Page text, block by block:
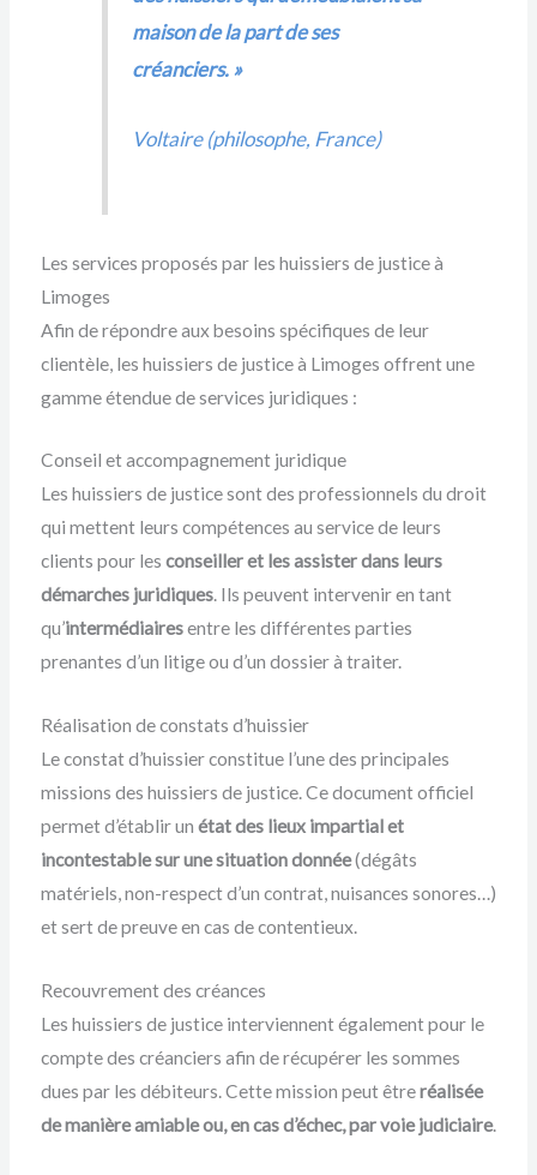
maison de la part de ses
créanciers. »
Voltaire (philosophe, France)
Les services proposés par les huissiers de justice à
Limoges
Afin de répondre aux besoins spécifiques de leur
clientèle, les huissiers de justice à Limoges offrent une
gamme étendue de services juridiques :
Conseil et accompagnement juridique
Les huissiers de justice sont des professionnels du droit
qui mettent leurs compétences au service de leurs
clients pour les conseiller et les assister dans leurs
démarches juridiques. Ils peuvent intervenir en tant
qu’intermédiairesentre les différentes parties
prenantes d’un litige ou d’un dossier à traiter.
Réalisation de constats d’huissier
Le constat d’huissier constitue l’une des principales
missions des huissiers de justice. Ce document officiel
permet d’établir un état des lieux impartial et
incontestable sur une situation donnée(dégâts
matériels, non-respect d’un contrat, nuisances sonores…)
et sert de preuve en cas de contentieux.
Recouvrement des créances
Les huissiers de justice interviennent également pour le
compte des créanciers afin de récupérer les sommes
dues par les débiteurs. Cette mission peut êtreréalisée
de manière amiable ou, en cas d’échec, par voie judiciaire.